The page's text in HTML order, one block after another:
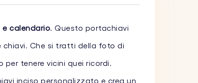
calendario. Questo portachiavi
chiavi. Che si tratti della foto di
tenere vicini quei ricordi.
inciso personalizzato e crea un